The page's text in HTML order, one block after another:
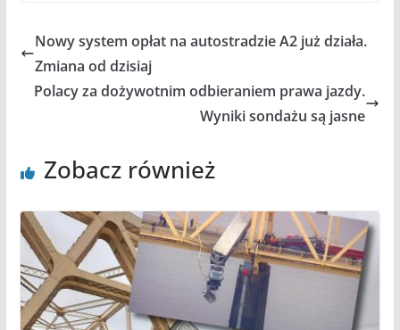
Nowy system opłat na autostradzie A2 już działa.
Zmiana od dzisiaj
Polacy za dożywotnim odbieraniem prawa jazdy.
Wyniki sondażu są jasne
Zobacz również